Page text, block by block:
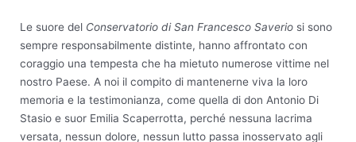
Le suore del Conservatorio di San Francesco Saverio si sono
sempre responsabilmente distinte, hanno affrontato con
coraggio una tempesta che ha mietuto numerose vittime nel
nostro Paese. A noi il compito di mantenerne viva la loro
memoria e la testimonianza, come quella di don Antonio Di
Stasio e suor Emilia Scaperrotta, perché nessuna lacrima
versata, nessun dolore, nessun lutto passa inosservato agli